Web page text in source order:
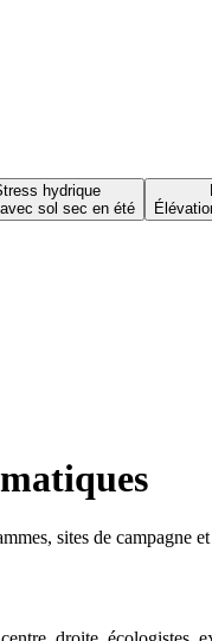
hydrique
sol sec en été
sites de campagne